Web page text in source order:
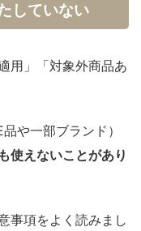
していない
用」「対象外商品あ
や一部ブランド）
使えないことがあり
事項をよく読みまし